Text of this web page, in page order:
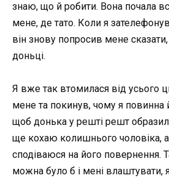
знаю, що й робити. Вона почала
мене, де тато. Коли я
він знову попросив мене
доньці.
Я вже так втомилася від усього
мене та покинув, чому я повинна
щоб донька у решті решт
ще кохаю колишнього чоловіка,
сподіваюся на його повернення.
можна було б і мені влаштувати,